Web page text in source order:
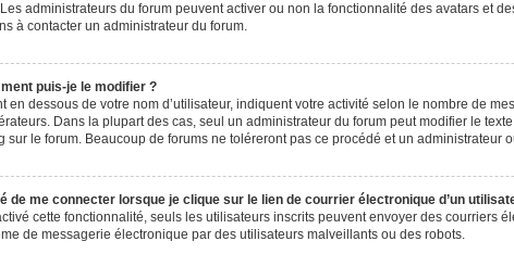
administrateurs du forum peuvent activer ou non la fonctionnalité des avatars et
à contacter un administrateur du forum.
puis-je le modifier ?
en dessous de votre nom d’utilisateur, indiquent votre activité selon le nombre de
Dans la plupart des cas, seul un administrateur du forum peut modifier le
sur le forum. Beaucoup de forums ne toléreront pas ce procédé et un
de me connecter lorsque je clique sur le lien de courrier électronique d’un
cette fonctionnalité, seuls les utilisateurs inscrits peuvent envoyer des courriers
de messagerie électronique par des utilisateurs malveillants ou des robots.